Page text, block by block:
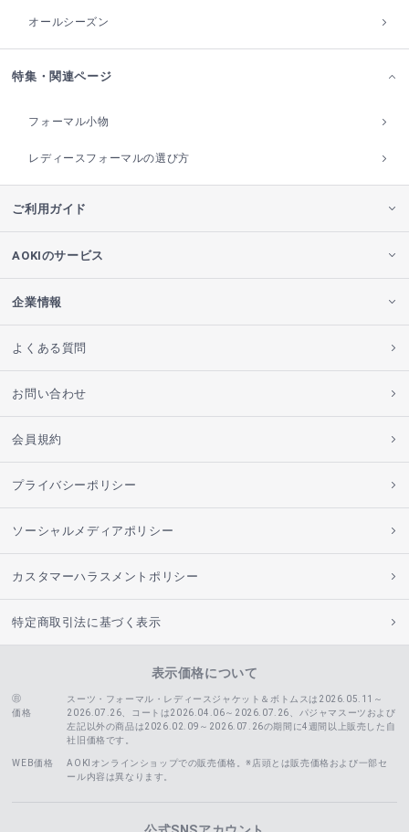
オールシーズン
特集・関連ページ
フォーマル小物
レディースフォーマルの選び方
ご利用ガイド
AOKIのサービス
企業情報
よくある質問
お問い合わせ
会員規約
プライバシーポリシー
ソーシャルメディアポリシー
カスタマーハラスメントポリシー
特定商取引法に基づく表示
表示価格について
価格
スーツ・フォーマル・レディースジャケット＆ボトムスは2026.05.11～
2026.07.26、コートは2026.04.06～2026.07.26、
パジャマスーツおよび
左記以外の商品は2026.02.09～2026.07.26の期間に4週間以上販売した自
社旧価格です。
WEB価格
AOKIオンラインショップでの販売価格。※店頭とは販売価格および一部セ
ール内容は異なります。